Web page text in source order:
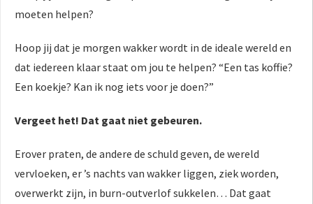
moeten helpen?
Hoop jij dat je morgen wakker wordt in de ideale wereld en
dat iedereen klaar staat om jou te helpen? “Een tas koffie?
Een koekje? Kan ik nog iets voor je doen?”
Vergeet het! Dat gaat niet gebeuren.
Erover praten, de andere de schuld geven, de wereld
vervloeken, er ’s nachts van wakker liggen, ziek worden,
overwerkt zijn, in burn-outverlof sukkelen… Dat gaat